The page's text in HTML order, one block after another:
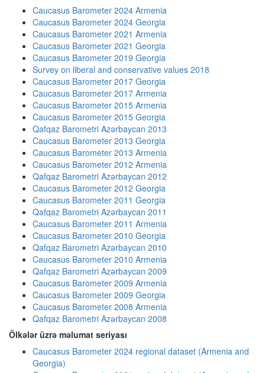
Caucasus Barometer 2024 Armenia
Caucasus Barometer 2024 Georgia
Caucasus Barometer 2021 Armenia
Caucasus Barometer 2021 Georgia
Caucasus Barometer 2019 Georgia
Survey on liberal and conservative values 2018
Caucasus Barometer 2017 Georgia
Caucasus Barometer 2017 Armenia
Caucasus Barometer 2015 Armenia
Caucasus Barometer 2015 Georgia
Qafqaz Barometri Azərbaycan 2013
Caucasus Barometer 2013 Georgia
Caucasus Barometer 2013 Armenia
Caucasus Barometer 2012 Armenia
Qafqaz Barometri Azərbaycan 2012
Caucasus Barometer 2012 Georgia
Caucasus Barometer 2011 Georgia
Qafqaz Barometri Azərbaycan 2011
Caucasus Barometer 2011 Armenia
Caucasus Barometer 2010 Georgia
Qafqaz Barometri Azərbaycan 2010
Caucasus Barometer 2010 Armenia
Qafqaz Barometri Azərbaycan 2009
Caucasus Barometer 2009 Armenia
Caucasus Barometer 2009 Georgia
Caucasus Barometer 2008 Armenia
Qafqaz Barometri Azərbaycan 2008
Ölkələr üzrə məlumat seriyası
Caucasus Barometer 2024 regional dataset (Armenia and
Georgia)